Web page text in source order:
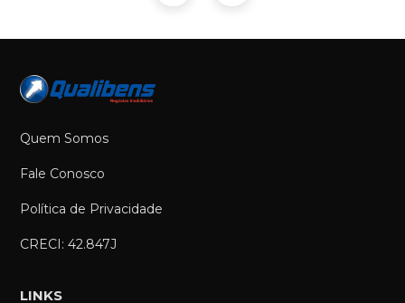
Quem Somos
Fale Conosco
Política de Privacidade
CRECI: 42.847J
LINKS